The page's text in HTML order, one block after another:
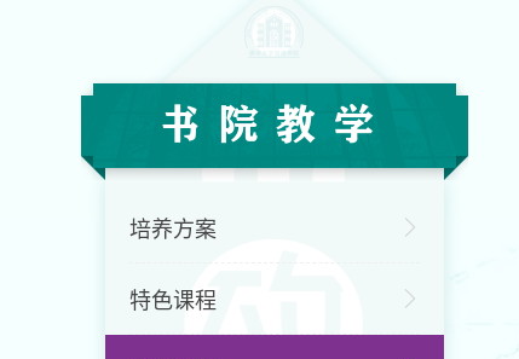
书院教学
培养方案
特色课程